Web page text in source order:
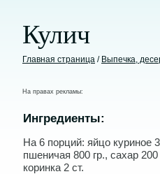
Кулич
Главная страница / Выпечка,
На правах рекламы:
Ингредиенты:
На 6 порций: яйцо куриное
пшеничая 800 гр., сахар
коринка 2 ст.